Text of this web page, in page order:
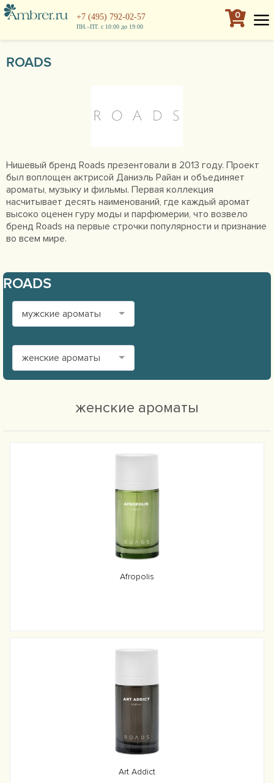
+7 (495) 792-02-57
ПН.–ПТ. с 10:00 до 19:00
0
ROADS
Нишевый бренд Roads презентовали в 2013 году. Проект
был воплощен актрисой Даниэль Райан и объединяет
ароматы, музыку и фильмы. Первая коллекция
насчитывает десять наименований, где каждый аромат
высоко оценен гуру моды и парфюмерии, что возвело
бренд Roads на первые строчки популярности и признание
во всем мире.
ROADS
мужские ароматы
женские ароматы
женские ароматы
Afropolis
Art Addict